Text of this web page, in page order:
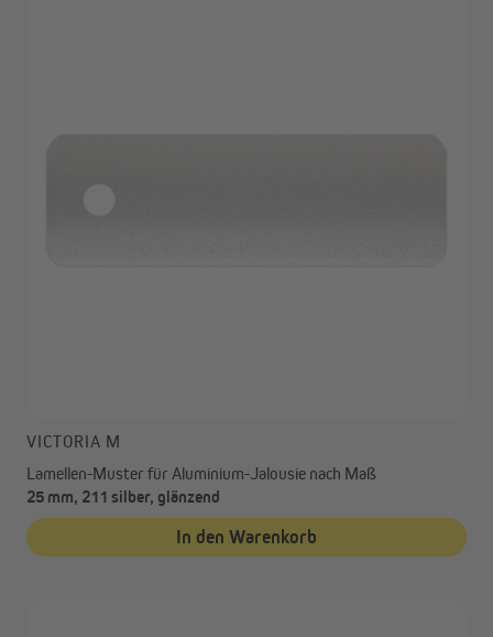
VICTORIA M
Lamellen-Muster für Aluminium-Jalousie nach Maß
25 mm, 211 silber, glänzend
In den Warenkorb